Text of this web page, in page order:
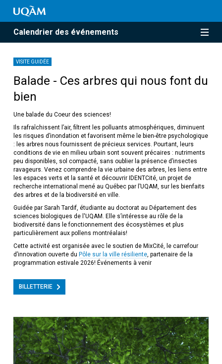
Calendrier des événements
VISITE GUIDÉE
Balade - Ces arbres qui nous font du
bien
Une balade du Coeur des sciences!
Ils rafraîchissent l’air, filtrent les polluants atmosphériques, diminuent
les risques d’inondation et favorisent même le bien-être psychologique
: les arbres nous fournissent de précieux services. Pourtant, leurs
conditions de vie en milieu urbain sont souvent précaires : nutriments
peu disponibles, sol compacté, sans oublier la présence d’insectes
ravageurs. Venez comprendre la vie urbaine des arbres, les liens entre
les espaces verts et la santé et découvrir IDENTCité, un projet de
recherche international mené au Québec par l’UQAM, sur les bienfaits
des arbres et de la biodiversité en ville.
Guidée par Sarah Tardif, étudiante au doctorat au Département des
sciences biologiques de l'UQAM. Elle s’intéresse au rôle de la
biodiversité dans le fonctionnement des écosystèmes et plus
particulièrement aux pollens montréalais!
Cette activité est organisée avec le soutien de MixCité, le carrefour
d’innovation ouverte du Pôle sur la ville résiliente, partenaire de la
programmation estivale 2026! Événements à venir
BILLETTERIE